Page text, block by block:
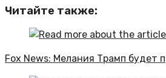
Читайте также:
Fox News: Мелания Трамп будет